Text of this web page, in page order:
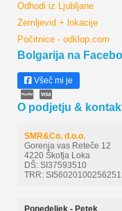
Odhodi iz Ljubljane
Zemljevid + lokacije
Počitnice - odklop.com
Bolgarija na
Všeč mi je
O podjetju &
SMR&Co. d.o.o.
Gorenja vas Reteče 12
4220 Škofja Loka
DŠ: SI37593510
TRR: